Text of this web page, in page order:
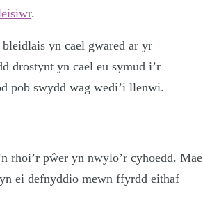
.
yn cael gwared ar yr
drostynt yn cael eu symud i’r
pob swydd wag wedi’i llenwi.
rhoi’r pŵer yn nwylo’r cyhoedd. Mae
ei defnyddio mewn ffyrdd eithaf